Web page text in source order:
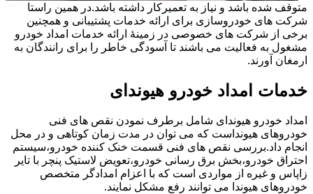
متوقف شده باشد و نیاز به تعمیرکار داشته باشد.در همین راستا
شرکت های خودروسازی برای ارائه خدمات پشتیبانی و همچنین
برخی از شرکت های خصوصی در زمینۀ ارائه خدمات امداد خودرو
مشغول به فعالیت می باشند تا آسودگی خاطر را برای رانندگان به
ارمغان آورند.
خدمات امداد خودرو هیوندای
امداد خودرو هیوندای شامل برطرف نمودن نقص های فنی
خودروهای هیونداست که می توان در مدت زمان کوتاهی و در محل
انجام داد.بررسی نقص های فنی قسمت خنک کننده خودرو،سیستم
احتراق خودرو،بخش برق رسانی خودرو،تعویض لاستیک پنچر با تایر
زاپاس و غیره از مواردی است که با اعزام امدادگر متخصص
خودروهای هیوندا می توانند رفع مشکل نمایند.